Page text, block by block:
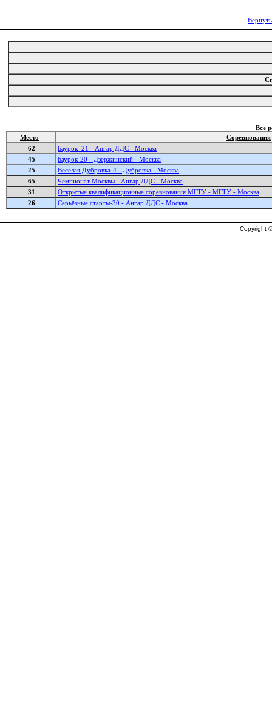
Все
Место
Соревнования
62
Баурок–21 - Ангар ДДС - Москва
45
Баурок-20 - Дзержинский - Москва
25
Веселая Дубровка-4 - Дубровка - Москва
65
Чемпионат Москвы - Ангар ДДС - Москва
31
Открытые квалификационные соревнования МГТУ - МГТУ - Москва
26
Серьёзные старты-30 - Ангар ДДС - Москва
Copyright